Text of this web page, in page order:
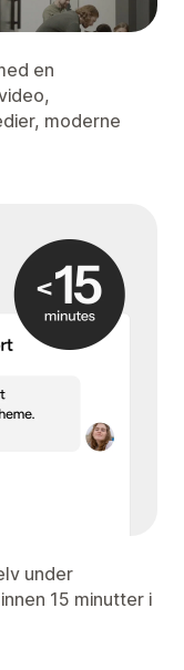
en
moderne
under
15 minutter i